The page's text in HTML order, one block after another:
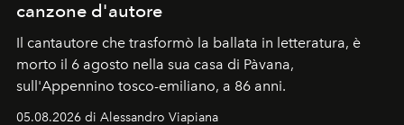
canzone d'autore
Il cantautore che trasformò la ballata in letteratura, è
morto il 6 agosto nella sua casa di Pàvana,
sull'Appennino tosco-emiliano, a 86 anni.
05.08.2026 di Alessandro Viapiana